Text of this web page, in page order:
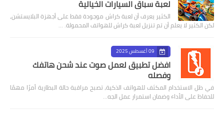
لعبة سباق السيارات الخيالية
الكثير يعرف أن لعبة كراش موجودة فقط على أجهزة البلايستشن،
لكن الكثير لا يعلم أن تم تنزيل لعبة كراش للهواتف المحمولة. …
09 أغسطس 2025
افضل تطبيق لعمل صوت عند شحن هاتفك
وفصله
في ظل الاستخدام المكثف للهواتف الذكية، تصبح مراقبة حالة البطارية أمرًا مهمًا
للحفاظ على الأداء وضمان استمرار عمل الجه…